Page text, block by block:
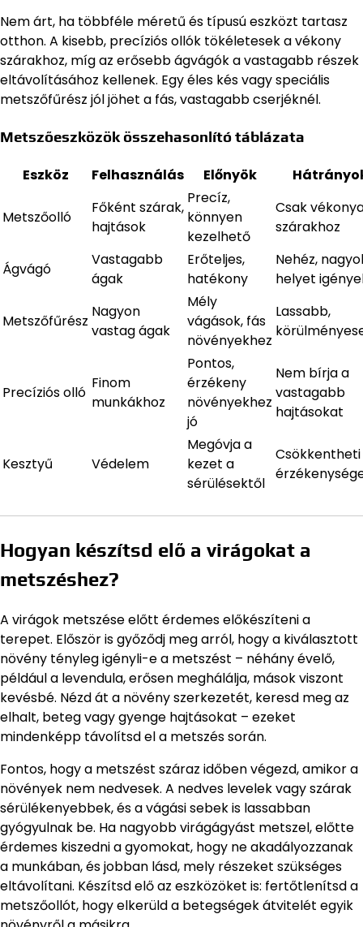
Nem árt, ha többféle méretű és típusú eszközt tartasz
otthon. A kisebb, precíziós ollók tökéletesek a vékony
szárakhoz, míg az erősebb ágvágók a vastagabb részek
eltávolításához kellenek. Egy éles kés vagy speciális
metszőfűrész jól jöhet a fás, vastagabb cserjéknél.
Metszőeszközök összehasonlító táblázata
Eszköz Felhasználás Előnyök
Metszőolló
Főként szárak,
hajtások
Precíz,
könnyen
kezelhető
Csak
szárakhoz
Ágvágó
Vastagabb
ágak
Erőteljes,
hatékony
Nehéz,
helyet
Metszőfűrész
Nagyon
vastag ágak
Mély
vágások, fás
növényekhez
Lassabb,
Precíziós olló
Finom
munkákhoz
Pontos,
érzékeny
növényekhez
jó
Nem bírja a
vastagabb
hajtásokat
Kesztyű Védelem
Megóvja a
kezet a
sérülésektől
Csökkentheti
Hogyan készítsd elő a virágokat a
metszéshez?
A virágok metszése előtt érdemes előkészíteni a
terepet. Először is győződj meg arról, hogy a kiválasztott
növény tényleg igényli-e a metszést – néhány évelő,
például a levendula, erősen meghálálja, mások viszont
kevésbé. Nézd át a növény szerkezetét, keresd meg az
elhalt, beteg vagy gyenge hajtásokat – ezeket
mindenképp távolítsd el a metszés során.
Fontos, hogy a metszést száraz időben végezd, amikor a
növények nem nedvesek. A nedves levelek vagy szárak
sérülékenyebbek, és a vágási sebek is lassabban
gyógyulnak be. Ha nagyobb virágágyást metszel, előtte
érdemes kiszedni a gyomokat, hogy ne akadályozzanak
a munkában, és jobban lásd, mely részeket szükséges
eltávolítani. Készítsd elő az eszközöket is: fertőtlenítsd a
metszőollót, hogy elkerüld a betegségek átvitelét egyik